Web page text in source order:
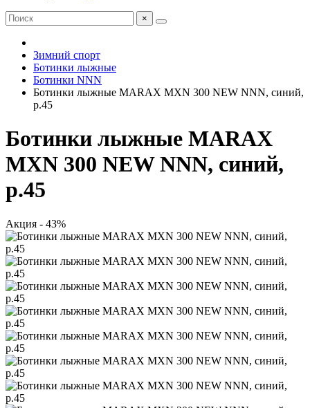
×
Зимний спорт
Ботинки лыжные
Ботинки NNN
Ботинки лыжные MARAX MXN 300 NEW NNN, синий,
р.45
Ботинки лыжные MARAX
MXN 300 NEW NNN, синий,
р.45
Акция - 43%